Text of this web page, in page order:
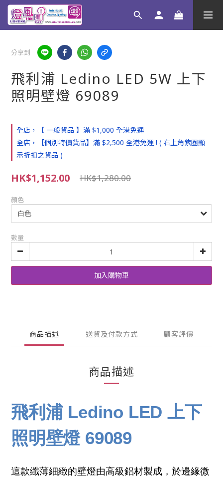
分享到
飛利浦 Ledino LED 5W 上下
照明壁燈 69089
全店，【 一般貨品 】滿 $1,000 全港免運
全店，【個別特價貨品】滿 $2,500 全港免運 ! ( 右上角紫圈顯
示折扣之貨品 )
HK$1,152.00 HK$1,280.00
顏色
數量
加入購物車
商品描述 送貨及付款方式 顧客評價
商品描述
飛利浦 Ledino LED 上下
照明壁燈 69089
這款纖薄細緻的壁燈由高級鋁材製成，於邊緣微